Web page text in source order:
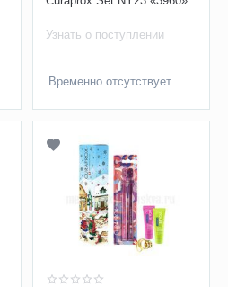
Узнать о поступлении
Временно отсутствует